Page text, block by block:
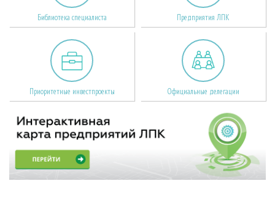
Библиотека специалиста Предприятия ЛПК
Приоритетные инвестпроекты Официальные делегации